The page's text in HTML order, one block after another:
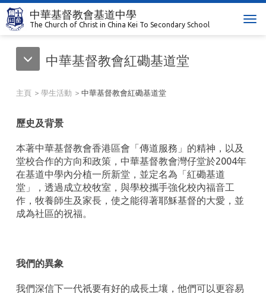
中華基督教會基道中學
The Church of Christ in China Kei To Secondary School
T
中華基督教會紅磡基道堂
主頁 學生活動 中華基督教會紅磡基道堂
歷史及背景
本著中華基督教會香港區會「傳道服務」的精神，以及
堂校合作的方向和政策，中華基督教會灣仔堂於2004年
在基道中學內分植一所新堂，並定名為「紅磡基道
堂」，透過成立校牧室，與學校攜手強化校內福音工
作，牧養師生及家長，使之能得著耶穌基督的大愛，並
成為社區的祝福。
我們的異象
我們深信下一代祇要有好的成長土壤，他們可以更容易